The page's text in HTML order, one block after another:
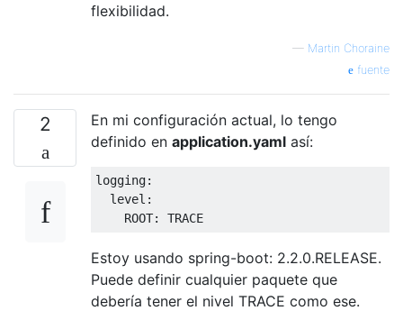
            </encoder>
        </logger>
<appender-ref
        </root>
flexibilidad.
— Martin Choraine
fuente
2
En mi configuración actual, lo tengo
definido en application.yaml así:
logging:
  level:
Estoy usando spring-boot: 2.2.0.RELEASE.
Puede definir cualquier paquete que
debería tener el nivel TRACE como ese.